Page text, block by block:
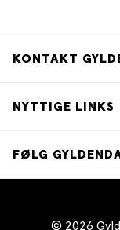
KONTAKT
NYTTIGE LINKS
FØLG
© 2026